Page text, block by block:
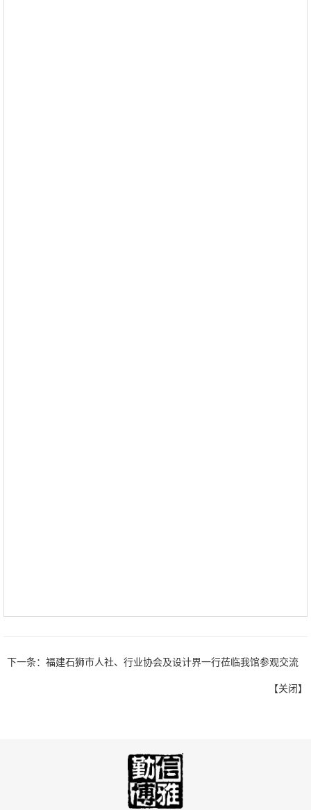
下一条： 福建石狮市人社、行业协会及设计界一行莅临我馆参观交流
【关闭】